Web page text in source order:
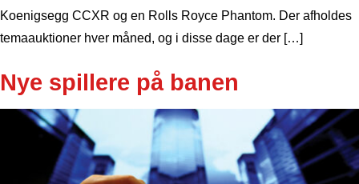
Koenigsegg CCXR og en Rolls Royce Phantom. Der afholdes
temaauktioner hver måned, og i disse dage er der […]
Nye spillere på banen